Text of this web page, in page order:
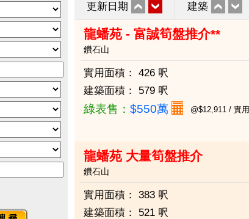
更新日期 建築
龍蟠苑 - 富誠筍盤推介**
鑽石山
實用面積：
426 呎
建築面積：
579 呎
綠表售： $550萬 @$12,911 / 實用
龍蟠苑 大量筍盤推介
鑽石山
實用面積：
383 呎
建築面積：
521 呎